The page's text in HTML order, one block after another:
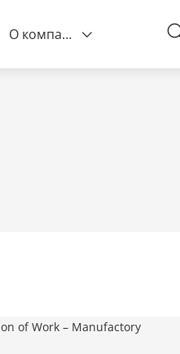
О компании